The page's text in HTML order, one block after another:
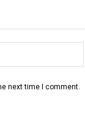
next time I comment.